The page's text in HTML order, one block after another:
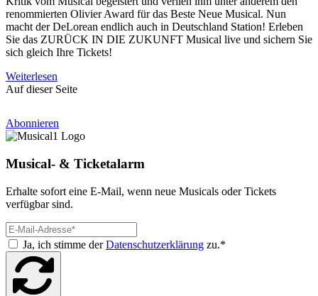
renommierten Olivier Award für das Beste Neue Musical. Nun
macht der DeLorean endlich auch in Deutschland Station! Erleben
Sie das ZURÜCK IN DIE ZUKUNFT Musical live und sichern Sie
sich gleich Ihre Tickets!
Weiterlesen
Auf dieser Seite
Abonnieren
Musical- & Ticketalarm
Erhalte sofort eine E-Mail, wenn neue Musicals oder Tickets
verfügbar sind.
Ja, ich stimme derDatenschutzerklärung zu.*